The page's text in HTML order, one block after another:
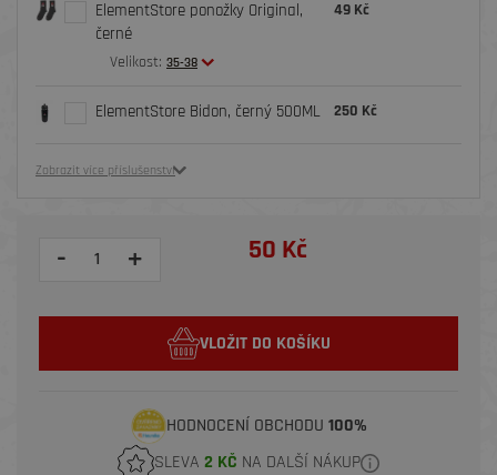
ElementStore ponožky Original,
černé
Velikost: 35-38
49 Kč
ElementStore Bidon, černý 500ML 250 Kč
Zobrazit více příslušenství
- + 50 Kč
VLOŽIT DO KOŠÍKU
HODNOCENÍ OBCHODU 100%
SLEVA 2 KČ NA DALŠÍ NÁKUP